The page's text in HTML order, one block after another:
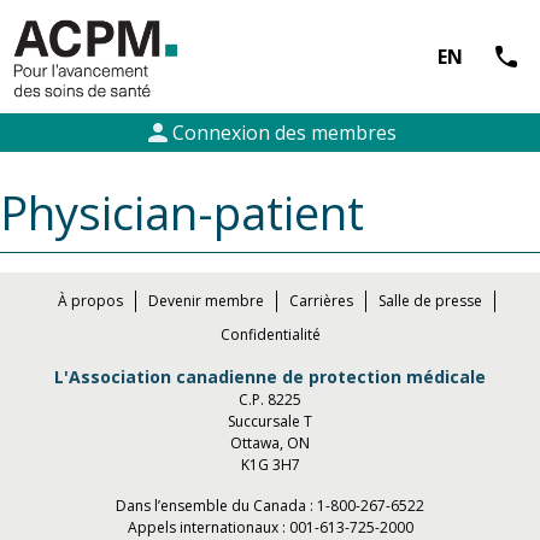
EN call
personConnexion des membres
Physician-patient
À propos Devenir membre Carrières
Salle de presse
Confidentialité
L'Association canadienne de protection médicale
C.P. 8225
Succursale T
Ottawa, ON
K1G 3H7
Dans l’ensemble du Canada : 1-800-267-6522
Appels internationaux : 001-613-725-2000